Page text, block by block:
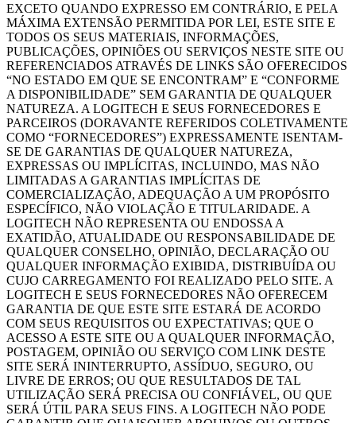
EXCETO QUANDO EXPRESSO EM CONTRÁRIO, E PELA
MÁXIMA EXTENSÃO PERMITIDA POR LEI, ESTE SITE E
TODOS OS SEUS MATERIAIS, INFORMAÇÕES,
PUBLICAÇÕES, OPINIÕES OU SERVIÇOS NESTE SITE OU
REFERENCIADOS ATRAVÉS DE LINKS SÃO OFERECIDOS
“NO ESTADO EM QUE SE ENCONTRAM” E “CONFORME
A DISPONIBILIDADE” SEM GARANTIA DE QUALQUER
NATUREZA. A LOGITECH E SEUS FORNECEDORES E
PARCEIROS (DORAVANTE REFERIDOS COLETIVAMENTE
COMO “FORNECEDORES”) EXPRESSAMENTE ISENTAM-
SE DE GARANTIAS DE QUALQUER NATUREZA,
EXPRESSAS OU IMPLÍCITAS, INCLUINDO, MAS NÃO
LIMITADAS A GARANTIAS IMPLÍCITAS DE
COMERCIALIZAÇÃO, ADEQUAÇÃO A UM PROPÓSITO
ESPECÍFICO, NÃO VIOLAÇÃO E TITULARIDADE. A
LOGITECH NÃO REPRESENTA OU ENDOSSA A
EXATIDÃO, ATUALIDADE OU RESPONSABILIDADE DE
QUALQUER CONSELHO, OPINIÃO, DECLARAÇÃO OU
QUALQUER INFORMAÇÃO EXIBIDA, DISTRIBUÍDA OU
CUJO CARREGAMENTO FOI REALIZADO PELO SITE. A
LOGITECH E SEUS FORNECEDORES NÃO OFERECEM
GARANTIA DE QUE ESTE SITE ESTARÁ DE ACORDO
COM SEUS REQUISITOS OU EXPECTATIVAS; QUE O
ACESSO A ESTE SITE OU A QUALQUER INFORMAÇÃO,
POSTAGEM, OPINIÃO OU SERVIÇO COM LINK DESTE
SITE SERÁ ININTERRUPTO, ASSÍDUO, SEGURO, OU
LIVRE DE ERROS; OU QUE RESULTADOS DE TAL
UTILIZAÇÃO SERÁ PRECISA OU CONFIÁVEL, OU QUE
SERÁ ÚTIL PARA SEUS FINS. A LOGITECH NÃO PODE